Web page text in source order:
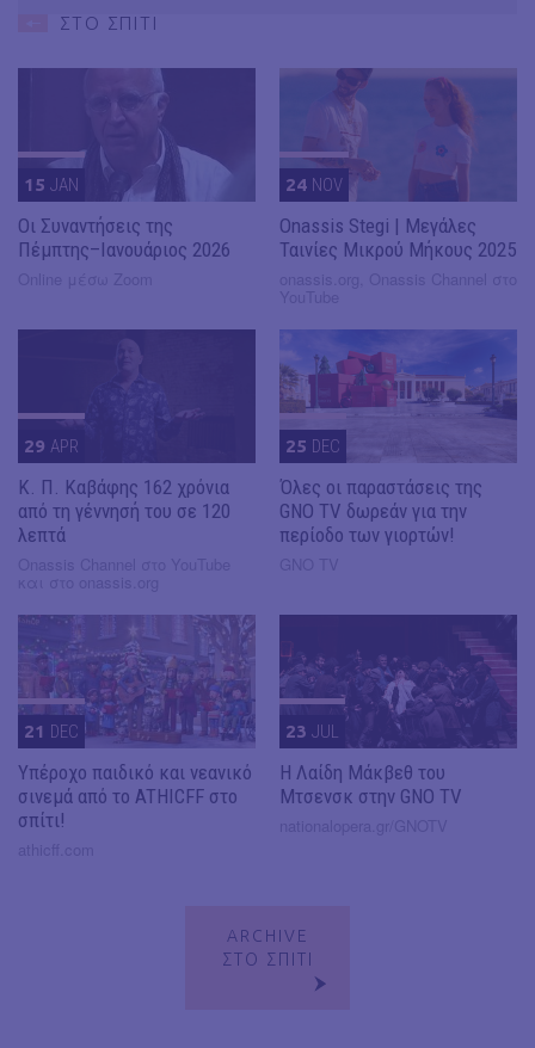
ΣΤΟ ΣΠΙΤΙ
15 JAN
Οι Συναντήσεις της
Πέμπτης–Ιανουάριος 2026
24 NOV
Onassis Stegi | Μεγάλες
Ταινίες Μικρού Μήκους 2025
29 APR
Κ. Π. Καβάφης 162 χρόνια
από τη γέννησή του σε 120
λεπτά
25 DEC
Όλες οι παραστάσεις της
GNO TV δωρεάν για την
περίοδο των γιορτών!
21 DEC
Υπέροχο παιδικό και νεανικό
σινεμά από το ATHICFF στο
σπίτι!
23 JUL
Η Λαίδη Μάκβεθ του
Μτσενσκ στην GNO TV
ARCHIVE
ΣΤΟ ΣΠΙΤΙ